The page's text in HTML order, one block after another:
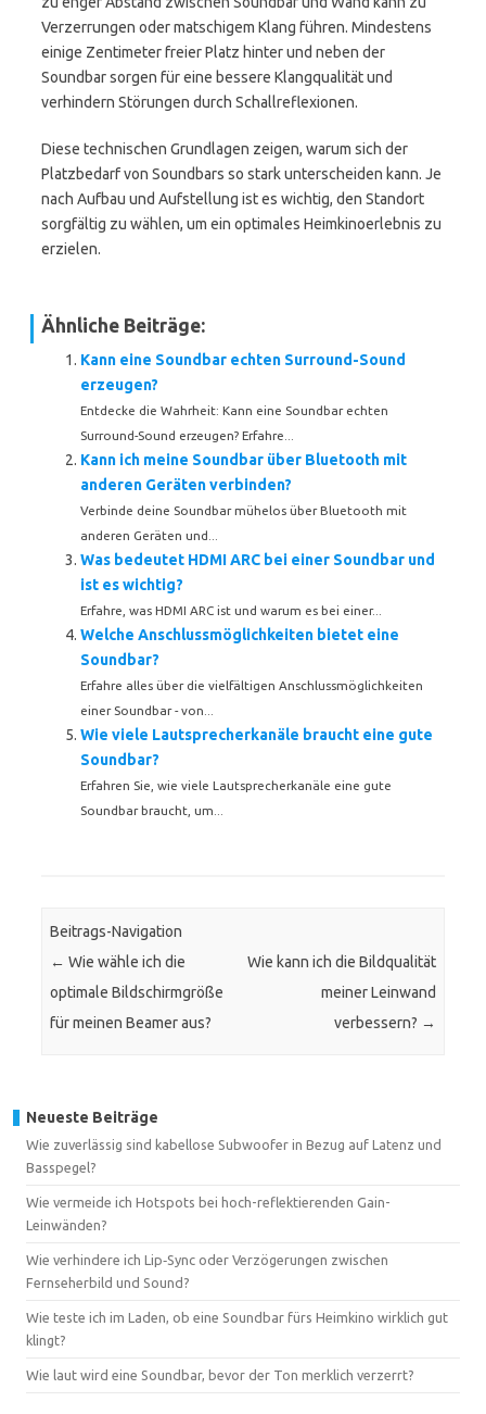
Verzerrungen oder matschigem Klang führen. Mindestens
einige Zentimeter freier Platz hinter und neben der
Soundbar sorgen für eine bessere Klangqualität und
verhindern Störungen durch Schallreflexionen.
Diese technischen Grundlagen zeigen, warum sich der
Platzbedarf von Soundbars so stark unterscheiden kann. Je
nach Aufbau und Aufstellung ist es wichtig, den Standort
sorgfältig zu wählen, um ein optimales Heimkinoerlebnis zu
erzielen.
Ähnliche Beiträge:
Kann eine Soundbar echten Surround-Sound
erzeugen?
Entdecke die Wahrheit: Kann eine Soundbar echten
Surround-Sound erzeugen? Erfahre...
Kann ich meine Soundbar über Bluetooth mit
anderen Geräten verbinden?
Verbinde deine Soundbar mühelos über Bluetooth mit
anderen Geräten und...
Was bedeutet HDMI ARC bei einer Soundbar und
ist es wichtig?
Erfahre, was HDMI ARC ist und warum es bei einer...
Welche Anschlussmöglichkeiten bietet eine
Soundbar?
Erfahre alles über die vielfältigen Anschlussmöglichkeiten
einer Soundbar - von...
Wie viele Lautsprecherkanäle braucht eine gute
Soundbar?
Erfahren Sie, wie viele Lautsprecherkanäle eine gute
Soundbar braucht, um...
Beitrags-Navigation
← Wie wähle ich die
optimale Bildschirmgröße
für meinen Beamer aus?
Wie kann ich die Bildqualität
meiner Leinwand
verbessern? →
Neueste Beiträge
Wie zuverlässig sind kabellose Subwoofer in Bezug auf Latenz und
Basspegel?
Wie vermeide ich Hotspots bei hoch-reflektierenden Gain-
Leinwänden?
Wie verhindere ich Lip‑Sync oder Verzögerungen zwischen
Fernseherbild und Sound?
Wie teste ich im Laden, ob eine Soundbar fürs Heimkino wirklich gut
klingt?
Wie laut wird eine Soundbar, bevor der Ton merklich verzerrt?